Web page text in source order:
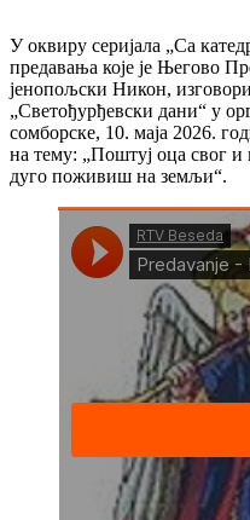
У оквиру серијала „Са
предавања које је Његово
јенопољски Никон,
„Светођурђевски дани“ у
сомборске, 10. маја 2026.
на тему: „Поштуј оца свог и
дуго поживиш на земљи“.